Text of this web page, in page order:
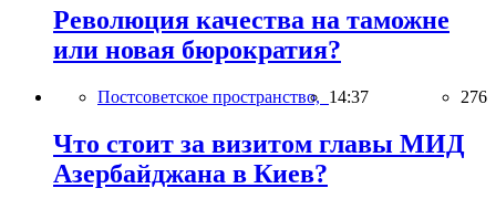
Революция качества на таможне
или новая бюрократия?
Постсоветское пространство, 14:37 276
Что стоит за визитом главы МИД
Азербайджана в Киев?